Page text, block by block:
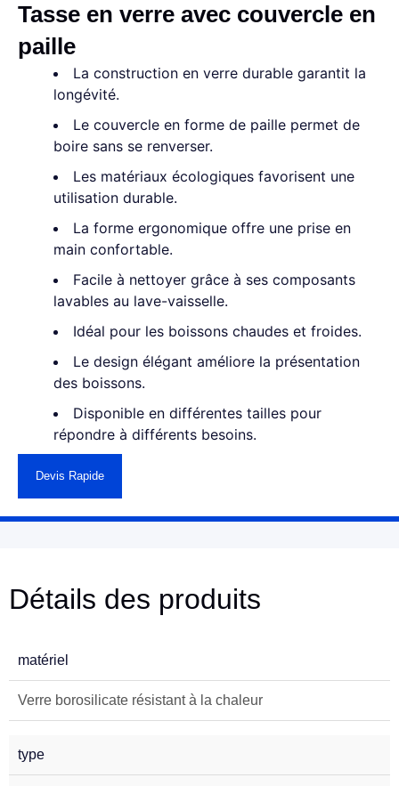
Tasse en verre avec couvercle en
paille
La construction en verre durable garantit la
longévité.
Le couvercle en forme de paille permet de
boire sans se renverser.
Les matériaux écologiques favorisent une
utilisation durable.
La forme ergonomique offre une prise en
main confortable.
Facile à nettoyer grâce à ses composants
lavables au lave-vaisselle.
Idéal pour les boissons chaudes et froides.
Le design élégant améliore la présentation
des boissons.
Disponible en différentes tailles pour
répondre à différents besoins.
Devis Rapide
Détails des produits
matériel
Verre borosilicate résistant à la chaleur
type